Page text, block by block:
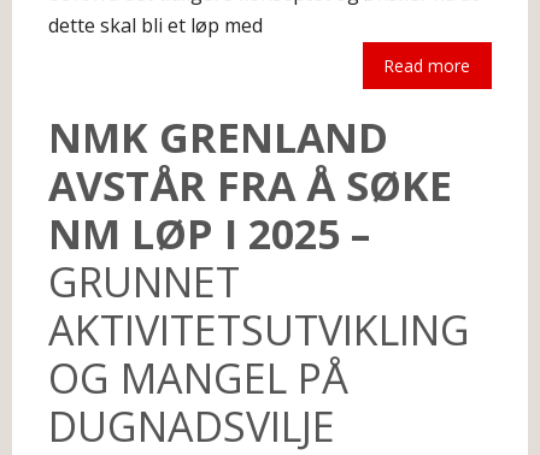
dette skal bli et løp med
Read more
NMK GRENLAND
AVSTÅR FRA Å SØKE
NM LØP I 2025 –
GRUNNET
AKTIVITETSUTVIKLING
OG MANGEL PÅ
DUGNADSVILJE